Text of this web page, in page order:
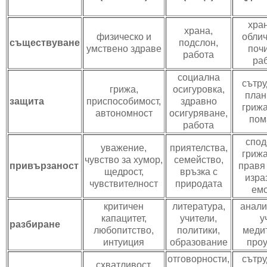
съществуване
физическо и
умствено здраве
храна,
подслон,
работа
защита
грижа,
приспособимост,
автономност
социална
осигуровка,
здравно
осигуряване,
работа
привързаност
уважение,
чувство за хумор,
щедрост,
чувствителност
приятелства,
семейство,
връзка с
природата
разбиране
критичен
капацитет,
любопитство,
интуиция
литература,
учители,
политики,
образование
отговорности,